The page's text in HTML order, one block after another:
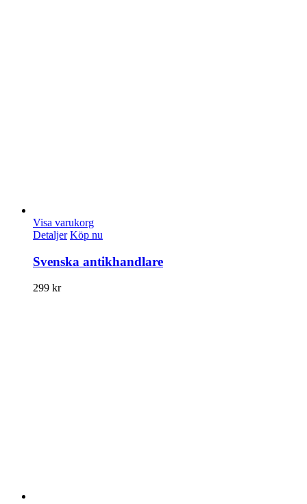
Visa varukorg
Detaljer Köp nu
Svenska antikhandlare
299 kr